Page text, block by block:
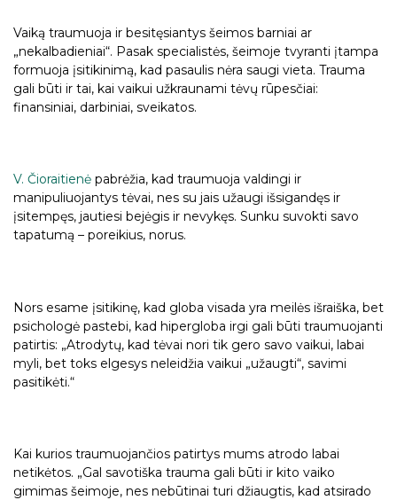
Vaiką traumuoja ir besitęsiantys šeimos barniai ar
„nekalbadieniai“. Pasak specialistės, šeimoje tvyranti įtampa
formuoja įsitikinimą, kad pasaulis nėra saugi vieta. Trauma
gali būti ir tai, kai vaikui užkraunami tėvų rūpesčiai:
finansiniai, darbiniai, sveikatos.
V. Čioraitienė pabrėžia, kad traumuoja valdingi ir
manipuliuojantys tėvai, nes su jais užaugi išsigandęs ir
įsitempęs, jautiesi bejėgis ir nevykęs. Sunku suvokti savo
tapatumą – poreikius, norus.
Nors esame įsitikinę, kad globa visada yra meilės išraiška, bet
psichologė pastebi, kad hipergloba irgi gali būti traumuojanti
patirtis: „Atrodytų, kad tėvai nori tik gero savo vaikui, labai
myli, bet toks elgesys neleidžia vaikui „užaugti“, savimi
pasitikėti.“
Kai kurios traumuojančios patirtys mums atrodo labai
netikėtos. „Gal savotiška trauma gali būti ir kito vaiko
gimimas šeimoje, nes nebūtinai turi džiaugtis, kad atsirado